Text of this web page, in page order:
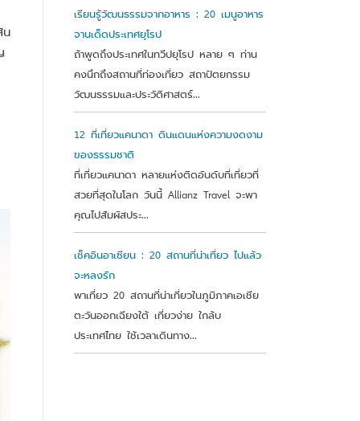
น
เรียนรู้วัฒนธรรมจากอาหาร : 20 เมนูอาหาร
จานเด็ดประเทศยุโรป
ถ้าพูดถึงประเทศในทวีปยุโรป หลาย ๆ ท่าน
คงนึกถึงสถานที่ท่องเที่ยว สถาปัตยกรรม
วัฒนธรรมและประวัติศาสตร์...
12 ที่เที่ยวแคนาดา ดินแดนแห่งความงดงาม
ของธรรมชาติ
ที่เที่ยวแคนาดา หลายแห่งติดอันดับที่เที่ยวที่
สวยที่สุดในโลก วันนี้ Allianz Travel จะพา
คุณไปสัมผัสประ...
เช็คอินอาเซียน : 20 สถานที่น่าเที่ยว ไปแล้ว
จะหลงรัก
พาเที่ยว 20 สถานที่น่าเที่ยวในภูมิภาคเอเชีย
ตะวันออกเฉียงใต้ เที่ยวง่าย ใกล้บ
ประเทศไทย ใช้เวลาเดินทาง...